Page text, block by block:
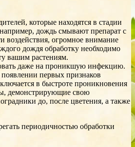
которые находятся в стадии
дождь смывают препарат с
воздействия, огромное внимание
дождя обработку необходимо
вашим растениям.
даже на проникшую инфекцию.
первых признаков
в быстроте проникновения
демонстрирующие свою
до, после цветения, а также
периодичностью обработки